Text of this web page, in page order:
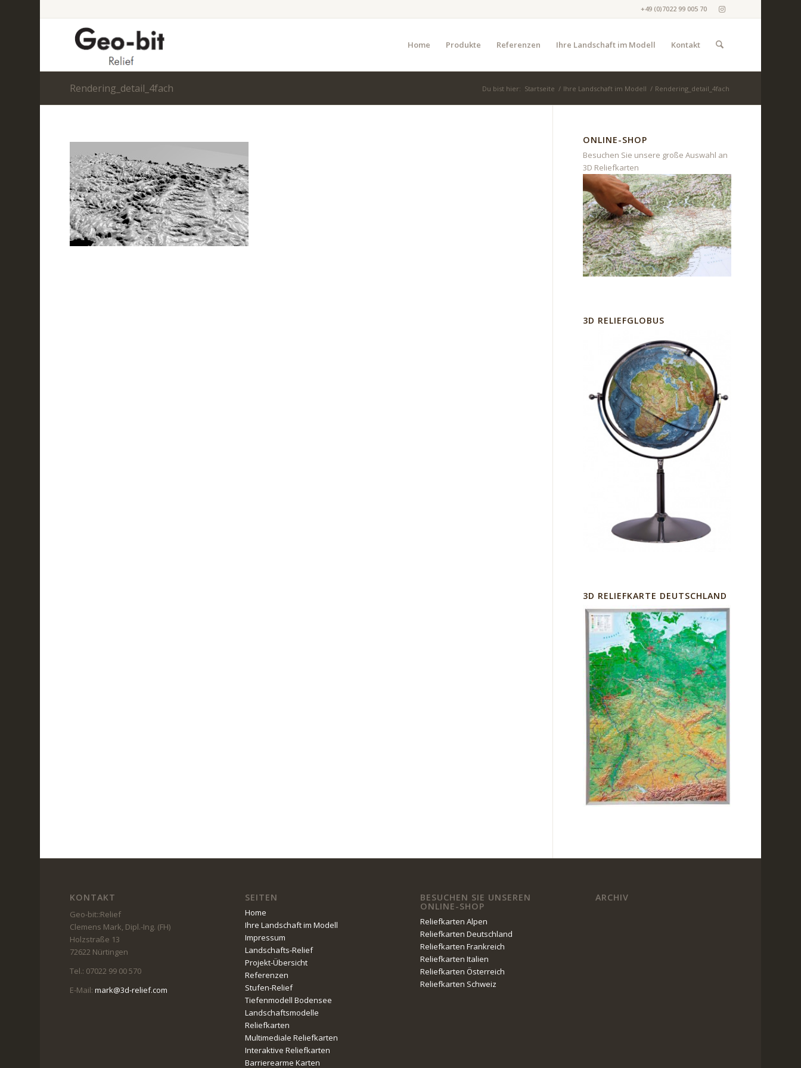
+49 (0)7022 99 005 70
Home Produkte Referenzen Ihre Landschaft im Modell Kontakt
Rendering_detail_4fach Du bist hier: Startseite / Ihre Landschaft im Modell / Rendering_detail_4fach
ONLINE-SHOP
Besuchen Sie unsere große Auswahl an
3D Reliefkarten
3D RELIEFGLOBUS
3D RELIEFKARTE DEUTSCHLAND
KONTAKT
Geo-bit::Relief
Clemens Mark, Dipl.-Ing. (FH)
Holzstraße 13
72622 Nürtingen
Tel.: 07022 99 00 570
E-Mail:mark@3d-relief.com
SEITEN
Home
Ihre Landschaft im Modell
Impressum
Landschafts-Relief
Projekt-Übersicht
Referenzen
Stufen-Relief
Tiefenmodell Bodensee
Landschaftsmodelle
Reliefkarten
Multimediale Reliefkarten
Interaktive Reliefkarten
Barrierearme Karten
BESUCHEN SIE UNSEREN
ONLINE-SHOP
Reliefkarten Alpen
Reliefkarten Deutschland
Reliefkarten Frankreich
Reliefkarten Italien
Reliefkarten Österreich
Reliefkarten Schweiz
ARCHIV